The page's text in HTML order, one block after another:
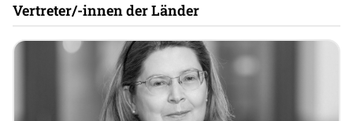
Vertreter/-innen der Länder